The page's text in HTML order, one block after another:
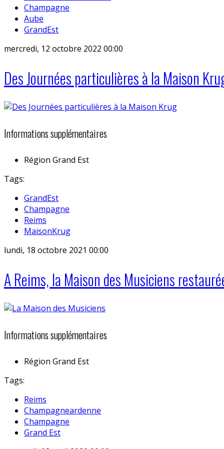
Champagne
Aube
GrandEst
mercredi, 12 octobre 2022 00:00
Des Journées particulières à la Maison
Informations supplémentaires
Région Grand Est
Tags:
GrandEst
Champagne
Reims
MaisonKrug
lundi, 18 octobre 2021 00:00
A Reims, la Maison des Musiciens
Informations supplémentaires
Région Grand Est
Tags:
Reims
Champagneardenne
Champagne
Grand Est